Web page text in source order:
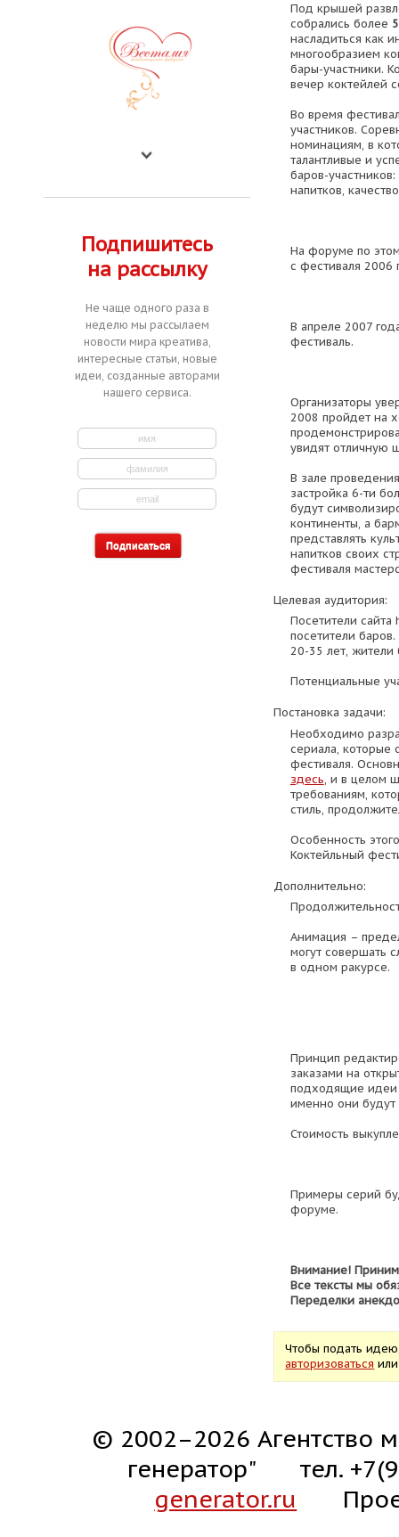
Подпишитесь
на рассылку
Не чаще одного раза в
неделю мы рассылаем
новости мира креатива,
интересные статьи, новые
идеи, созданные авторами
нашего сервиса.
Под крышей
собрались более
насладиться как
многообразием
бары-участники.
вечер коктейлей
Во время
участников.
номинациям, в
талантливые и
баров-
напитков,
На форуме по
с фестиваля 2006
В апреле 2007
фестиваль.
Организаторы
2008 пройдет на
увидят отличную
В зале
застройка 6-ти
будут
континенты, а
представлять
напитков своих
фестиваля
Целевая аудитория:
Посетители
посетители
20-35 лет,
Потенциальные
Постановка задачи:
Необходимо
сериала, которые
фестиваля.
здесь, и в целом
требованиям,
стиль,
Особенность
Коктейльный
Дополнительно:
Анимация –
могут совершать
в одном ракурсе.
Принцип
заказами на
подходящие идеи
именно они будут
Стоимость
Примеры серий
форуме.
Внимание!
Все тексты мы
Переделки
Чтобы подать
авторизоваться
© 2002–2026 Агентство
генератор"
тел.
generator.ru